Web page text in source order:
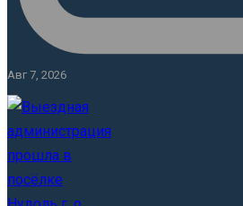
Авг 7, 2026